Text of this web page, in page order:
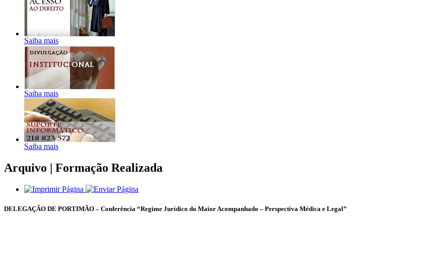
Saiba mais
Saiba mais
Saiba mais
Arquivo | Formação Realizada
DELEGAÇÃO DE PORTIMÃO – Conferência “Regime Jurídico do Maior Acompanhado – Perspectiva Médica e Legal”